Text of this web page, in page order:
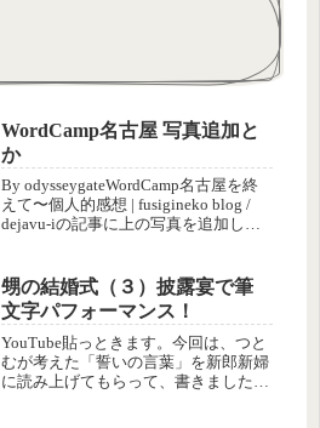
WordCamp名古屋 写真追加と
か
By odysseygateWordCamp名古屋を終
えて〜個人的感想 | fusigineko blog /
dejavu-iの記事に上の写真を追加しま
にございます...
甥の結婚式（３）披露宴で筆
文字パフォーマンス！
YouTube貼っときます。今回は、つと
むが考えた「誓いの言葉」を新郎新婦
に読み上げてもらって、書きました。